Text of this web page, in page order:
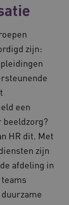
zijn:
een
HR dit. Met
zijn
afdeling in
Corporation
Inc.